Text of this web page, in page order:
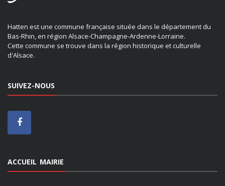
Hatten est une commune française située dans le département du
Bas-Rhin, en région Alsace-Champagne-Ardenne-Lorraine.
Cette commune se trouve dans la région historique et culturelle
d'Alsace.
SUIVEZ-NOUS
ACCUEIL MAIRIE